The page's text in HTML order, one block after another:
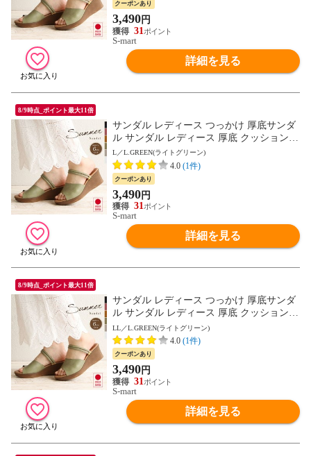
ク ベージュ グリーン ピンク 白 ホワイト 1
332 送料無料
クーポンあり
3,490円
31
S-mart
詳細を見る
8/9時点_ポイント最大11倍
サンダル レディース つっかけ 厚底サンダ
ル サンダル レディース 厚底 クッション
ストラップサンダル 脱げにくい 2way ウェ
ッジソール ミュール オープントゥ 6cm ヒ
ール ウエッジソール 夏 日本製 黒 ブラッ
ク ベージュ グリーン ピンク 白 ホワイト 1
332 送料無料
L／L.GREEN(ライトグリーン)
4.0 (1件)
クーポンあり
3,490円
31
S-mart
詳細を見る
8/9時点_ポイント最大11倍
サンダル レディース つっかけ 厚底サンダ
ル サンダル レディース 厚底 クッション
ストラップサンダル 脱げにくい 2way ウェ
ッジソール ミュール オープントゥ 6cm ヒ
ール ウエッジソール 夏 日本製 黒 ブラッ
ク ベージュ グリーン ピンク 白 ホワイト 1
332 送料無料
LL／L.GREEN(ライトグリーン)
4.0 (1件)
クーポンあり
3,490円
31
S-mart
詳細を見る